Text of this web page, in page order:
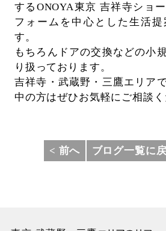
するONOYA東京 吉祥寺ショ
フォームを中心とした生活提
す。
もちろんドアの交換などの小
り扱っております。
吉祥寺・武蔵野・三鷹エリア
中の方はぜひお気軽にご相談く
< 前へ ブログ一覧に